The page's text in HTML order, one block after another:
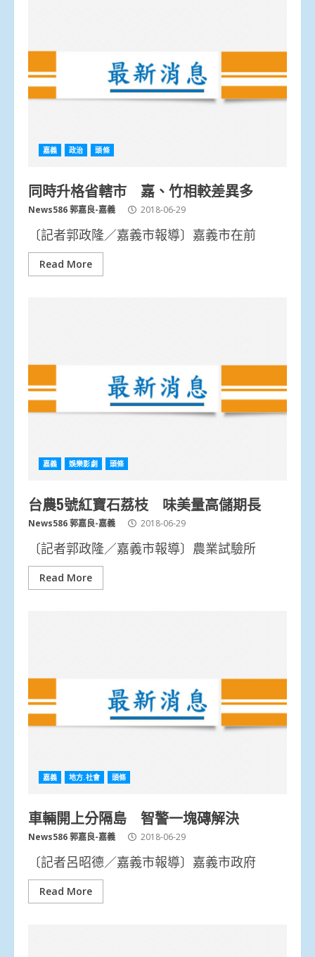
嘉義 政治 頭條
同時升格省轄市 嘉、竹相較差異多
News586 郭嘉良-嘉義 2018-06-29
〔記者郭政隆／嘉義市報導〕嘉義市在前
Read More
嘉義 娛樂影劇 頭條
台農5號紅寶石荔枝 味美量高儲期長
News586 郭嘉良-嘉義 2018-06-29
〔記者郭政隆／嘉義市報導〕農業試驗所
Read More
嘉義 地方.社會 頭條
車輛開上分隔島 智警一塊磚解決
News586 郭嘉良-嘉義 2018-06-29
〔記者呂昭德／嘉義市報導〕嘉義市政府
Read More